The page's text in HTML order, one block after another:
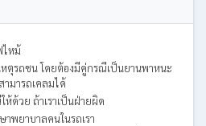
ไหม้
หตุรถชน โดยต้องมีคู่กรณีเป็นยานพาหนะ
มารถเคลมได้
ด้วย ถ้าเราเป็นฝ่ายผิด
พยาบาลคนในรถเรา